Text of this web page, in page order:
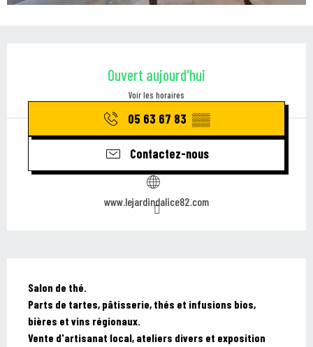
Ouvert aujourd'hui
Voir les horaires
05 63 67 83 ▒▒
Contactez-nous
www.lejardindalice82.com
Salon de thé.
Parts de tartes, pâtisserie, thés et infusions bios,
bières et vins régionaux.
Vente d'artisanat local, ateliers divers et exposition